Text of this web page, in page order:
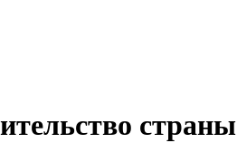
страны